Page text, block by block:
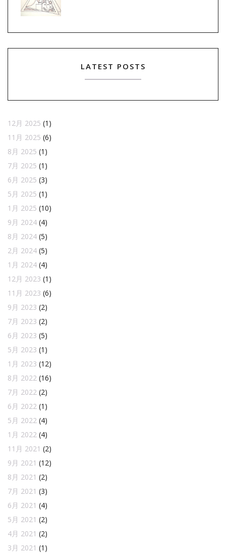
LATEST POSTS
12月 2025 (1)
11月 2025 (6)
8月 2025 (1)
7月 2025 (1)
6月 2025 (3)
5月 2025 (1)
1月 2025 (10)
9月 2024 (4)
8月 2024 (5)
2月 2024 (5)
1月 2024 (4)
12月 2023 (1)
11月 2023 (6)
9月 2023 (2)
7月 2023 (2)
6月 2023 (5)
5月 2023 (1)
1月 2023 (12)
8月 2022 (16)
7月 2022 (2)
6月 2022 (1)
5月 2022 (4)
1月 2022 (4)
11月 2021 (2)
9月 2021 (12)
8月 2021 (2)
7月 2021 (3)
6月 2021 (4)
5月 2021 (2)
4月 2021 (2)
3月 2021 (1)